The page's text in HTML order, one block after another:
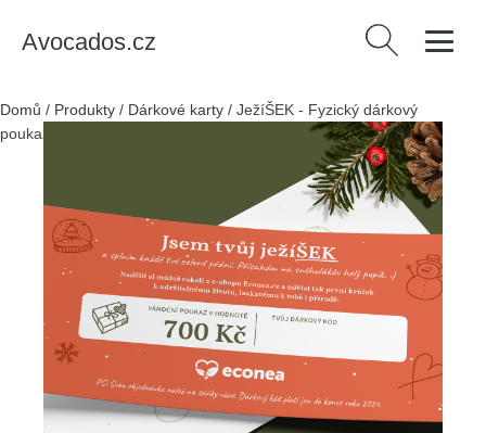
Avocados.cz Vyhledávání
Domů / Produkty / Dárkové karty / JežíŠEK - Fyzický dárkový
poukaz k Vánocům - 700 Kč - ideální dárek pro váhající ježíšky